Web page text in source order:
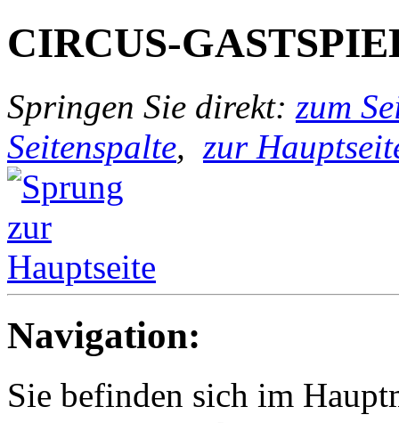
CIRCUS-
Springen Sie direkt: zum
Seitenspalte, zur
Navigation:
Sie befinden sich im